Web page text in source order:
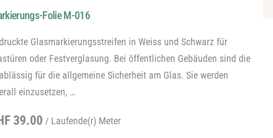
Folie M-016
Glasmarkierungsstreifen in Weiss und Schwarz für
oder Festverglasung. Bei öffentlichen Gebäuden sind die
für die allgemeine Sicherheit am Glas. Sie werden
einzusetzen, …
39.00 / Laufende(r) Meter